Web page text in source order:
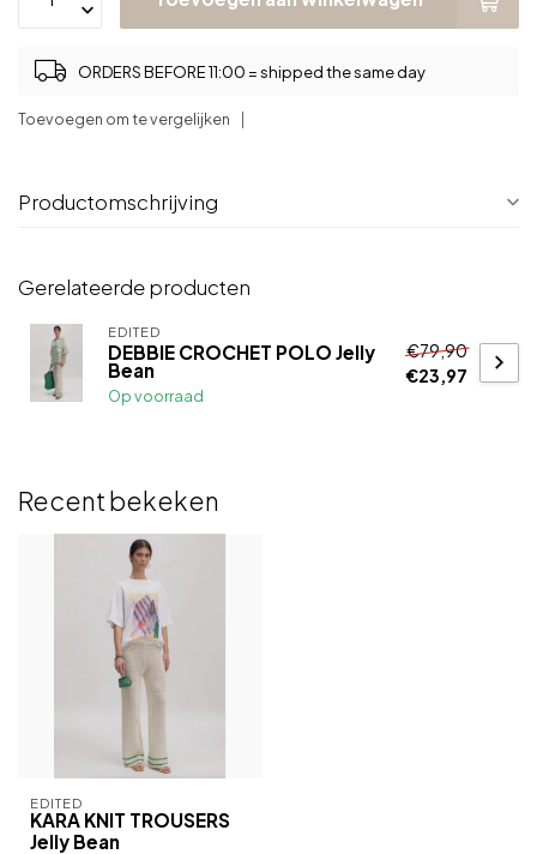
ORDERS BEFORE 11:00 = shipped the same day
Toevoegen om te vergelijken
Productomschrijving
Gerelateerde producten
EDITED
DEBBIE CROCHET POLO Jelly
Bean
Op voorraad
€79,90
€23,97
Recent bekeken
EDITED
KARA KNIT TROUSERS
Jelly Bean